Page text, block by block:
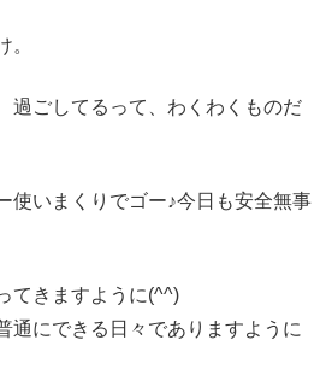
。
過ごしてるって、わくわくものだ
使いまくりでゴー♪今日も安全無事
てきますように(^^)
通にできる日々でありますように